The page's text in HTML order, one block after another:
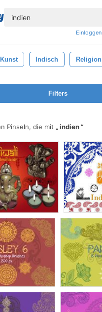
Einloggen
Kunst Indisch Religion
Filters
Pinseln, die mit
indien